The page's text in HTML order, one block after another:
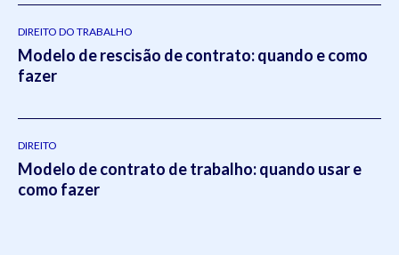
pela editoraViseu.
DIREITO DO TRABALHO
Modelo de rescisão de contrato: quando e como
fazer
DIREITO
Modelo de contrato de trabalho: quando usar e
como fazer